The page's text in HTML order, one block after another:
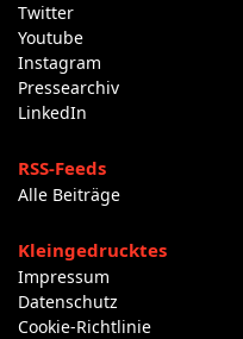
Twitter
Youtube
Instagram
Pressearchiv
LinkedIn
RSS-Feeds
Alle Beiträge
Kleingedrucktes
Impressum
Datenschutz
Cookie-Richtlinie